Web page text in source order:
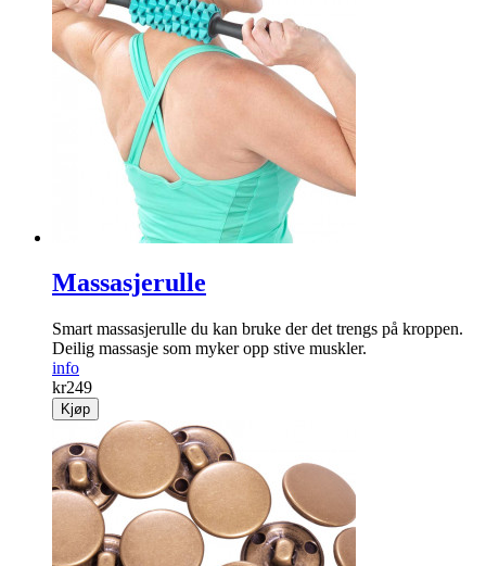
Massasjerulle
Smart massasjerulle du kan bruke der det trengs på kroppen.
Deilig massasje som myker opp stive muskler.
info
kr249
Kjøp